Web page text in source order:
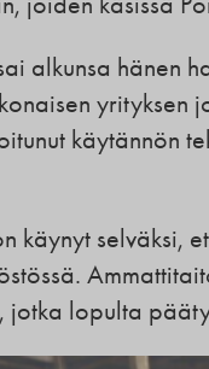
alkunsa hänen
käytännön
käynyt selväksi,
jotka lopulta